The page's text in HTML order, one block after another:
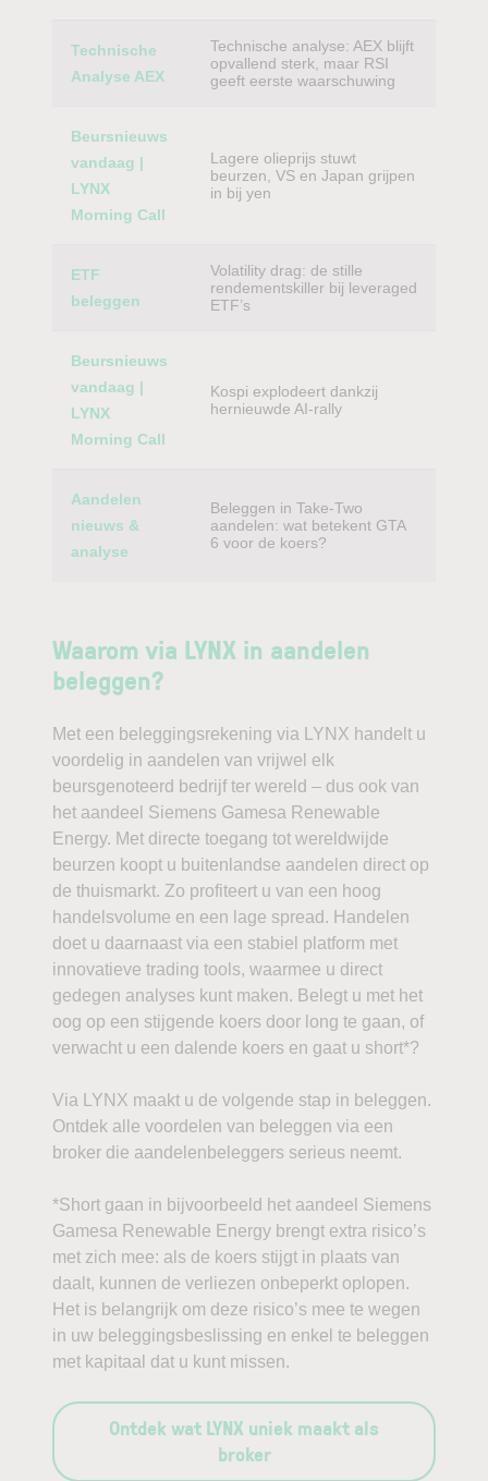
Technische
Analyse AEX
Technische analyse: AEX blijft
opvallend sterk, maar RSI
geeft eerste waarschuwing
Beursnieuws
vandaag |
LYNX
Morning Call
Lagere olieprijs stuwt
beurzen, VS en Japan grijpen
in bij yen
ETF
beleggen
Volatility drag: de stille
rendementskiller bij leveraged
ETF’s
Beursnieuws
vandaag |
LYNX
Morning Call
Kospi explodeert dankzij
hernieuwde AI-rally
Aandelen
nieuws &
analyse
Beleggen in Take-Two
aandelen: wat betekent GTA
6 voor de koers?
Waarom via LYNX in aandelen
beleggen?
Met een beleggingsrekening via LYNX handelt u
voordelig in aandelen van vrijwel elk
beursgenoteerd bedrijf ter wereld – dus ook van
het aandeel Siemens Gamesa Renewable
Energy. Met directe toegang tot wereldwijde
beurzen koopt u buitenlandse aandelen direct op
de thuismarkt. Zo profiteert u van een hoog
handelsvolume en een lage spread. Handelen
doet u daarnaast via een stabiel platform met
innovatieve trading tools, waarmee u direct
gedegen analyses kunt maken. Belegt u met het
oog op een stijgende koers door long te gaan, of
verwacht u een dalende koers en gaat u short*?
Via LYNX maakt u de volgende stap in beleggen.
Ontdek alle voordelen van beleggen via een
broker die aandelenbeleggers serieus neemt.
*Short gaan in bijvoorbeeld het aandeel Siemens
Gamesa Renewable Energy brengt extra risico’s
met zich mee: als de koers stijgt in plaats van
daalt, kunnen de verliezen onbeperkt oplopen.
Het is belangrijk om deze risico’s mee te wegen
in uw beleggingsbeslissing en enkel te beleggen
met kapitaal dat u kunt missen.
Ontdek wat LYNX uniek maakt als
broker